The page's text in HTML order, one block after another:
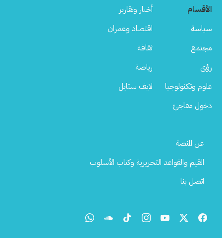
الأقسام
أخبار وتقارير
سياسة
اقتصاد وعمران
مجتمع
ثقافة
رؤى
رياضة
علوم وتكنولوجيا
لايف ستايل
دخول مفاجئ
Footer
عن المنصة
القيم والقواعد التحريرية وكتاب الأسلوب
اتصل بنا